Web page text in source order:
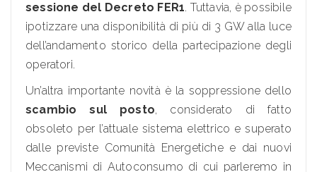
sessione del Decreto FER1. Tuttavia, è possibile
ipotizzare una disponibilità di più di 3 GW alla luce
dell’andamento storico della partecipazione degli
operatori.
Un’altra importante novità è la soppressione dello
scambio sul posto, considerato di fatto
obsoleto per l’attuale sistema elettrico e superato
dalle previste Comunità Energetiche e dai nuovi
Meccanismi di Autoconsumo di cui parleremo in